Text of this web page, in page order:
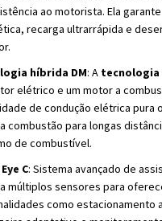
ao motorista. Ela
recarga ultrarrápida e
híbrida DM: A tecnologia
elétrico e um motor a
de condução elétrica pura
combustão para longas
de combustível.
C: Sistema avançado de
múltiplos sensores para
como estacionamento